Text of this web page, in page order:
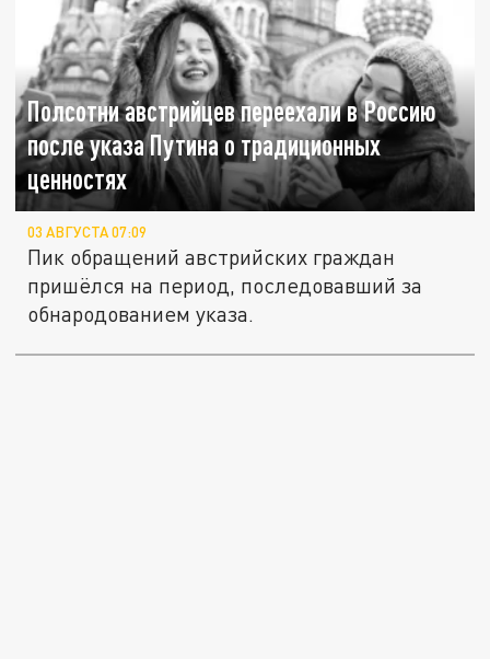
Полсотни австрийцев переехали в Россию
после указа Путина о традиционных
ценностях
03 АВГУСТА 07:09
Пик обращений австрийских граждан
пришёлся на период, последовавший за
обнародованием указа.